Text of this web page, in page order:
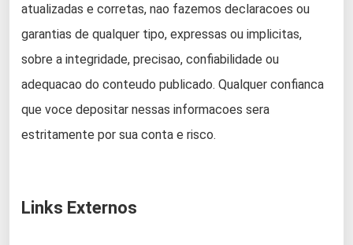
atualizadas e corretas, nao fazemos declaracoes ou
garantias de qualquer tipo, expressas ou implicitas,
sobre a integridade, precisao, confiabilidade ou
adequacao do conteudo publicado. Qualquer confianca
que voce depositar nessas informacoes sera
estritamente por sua conta e risco.
Links Externos